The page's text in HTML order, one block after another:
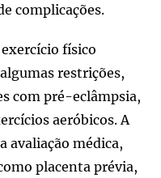
complicações.
físico
restrições,
com pré-eclâmpsia,
aeróbicos. A
avaliação médica,
placenta prévia,